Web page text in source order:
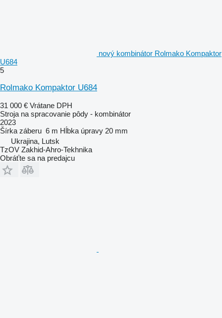
nový kombinátor Rolmako Kompaktor
U684
5
Rolmako Kompaktor U684
31 000 € Vrátane DPH
Stroja na spracovanie pôdy - kombinátor
2023
Šírka záberu 6 m Hĺbka úpravy 20 mm
Ukrajina, Lutsk
TzOV Zakhid-Ahro-Tekhnika
Obráťte sa na predajcu